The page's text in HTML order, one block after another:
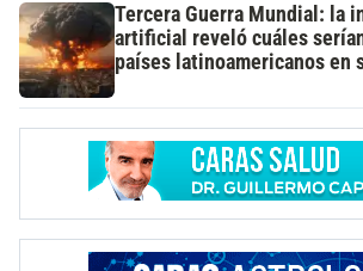
Tercera Guerra Mundial: la
artificial reveló cuáles
países latinoamericanos en